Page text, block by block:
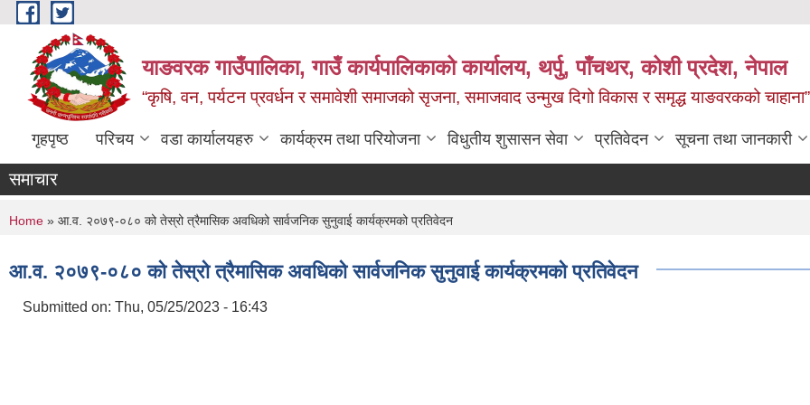
Skip to main content
याङवरक गाउँपालिका, गाउँ कार्यपालिकाको कार्यालय, थर्पु, पाँचथर, कोशी प्रदेश, नेपाल
“कृषि, वन, पर्यटन प्रवर्धन र समावेशी समाजको सृजना, समाजवाद उन्मुख दिगो विकास र समृद्ध याङवरकको चाहाना”
गृहपृष्ठ परिचय वडा कार्यालयहरु कार्यक्रम तथा परियोजना विधुतीय शुसासन सेवा प्रतिवेदन सूचना तथा जानकारी
समाचार
You are here
Home » आ.व. २०७९-०८० को तेस्रो त्रैमासिक अवधिको सार्वजनिक सुनुवाई कार्यक्रमको प्रतिवेदन
आ.व. २०७९-०८० को तेस्रो त्रैमासिक अवधिको सार्वजनिक सुनुवाई कार्यक्रमको प्रतिवेदन
Submitted on: Thu, 05/25/2023 - 16:43